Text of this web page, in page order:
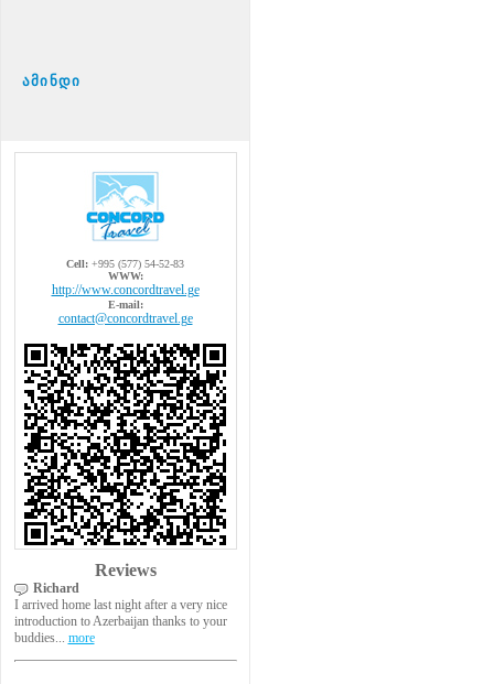
ამინდი
Cell: +995 (577) 54-52-83
WWW:
http://www.concordtravel.ge
E-mail:
contact@concordtravel.ge
Reviews
Richard
I arrived home last night after a very nice
introduction to Azerbaijan thanks to your
buddies... more